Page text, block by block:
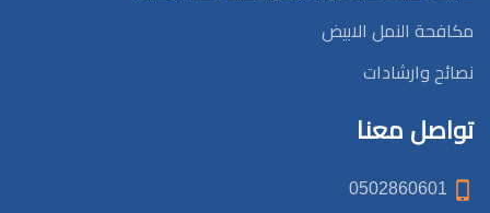
مكافحة النمل الابيض
نصائح وارشادات
تواصل معنا